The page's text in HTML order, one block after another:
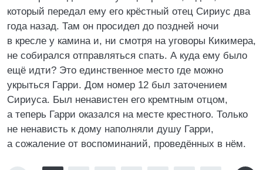
который передал ему его крёстный отец Сириус два
года назад. Там он просидел до поздней ночи
в кресле у камина и, ни смотря на уговоры Кикимера,
не собирался отправляться спать. А куда ему было
ещё идти? Это единственное место где можно
укрыться Гарри. Дом номер 12 был заточением
Сириуса. Был ненавистен его кремтным отцом,
а теперь Гарри оказался на месте крестного. Только
не ненависть к дому наполняли душу Гарри,
а сожаление от воспоминаний, проведённых в нём.